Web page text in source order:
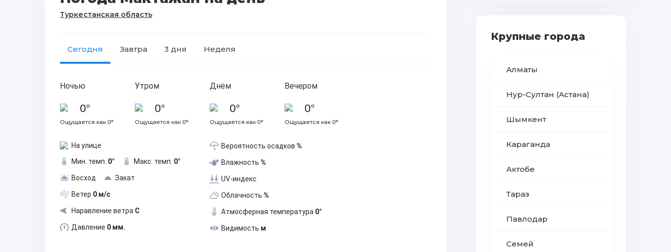
Туркестанская область
Сегодня Завтра 3 дня Неделя
Ночью
0°
Ощущается как 0°
Утром
0°
Ощущается как 0°
Днём
0°
Ощущается как 0°
Вечером
0°
Ощущается как 0°
На улице
Мин. темп. 0° Макс. темп. 0°
Восход Закат
Ветер 0 м/с
Наравление ветра С
Давление 0 мм.
Вероятность осадков %
Влажность %
UV-индекс
Облачность %
Атмосферная температура 0°
Видимость м
Крупные города
Алматы
Нур-Султан (Астана)
Шымкент
Караганда
Актобе
Тараз
Павлодар
Семей